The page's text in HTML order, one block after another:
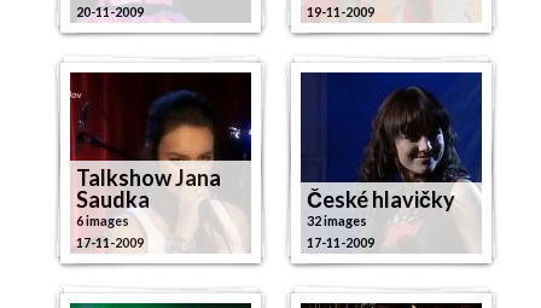
20-11-2009
19-11-2009
Talkshow Jana
Saudka
6 images
17-11-2009
České hlavičky
32 images
17-11-2009